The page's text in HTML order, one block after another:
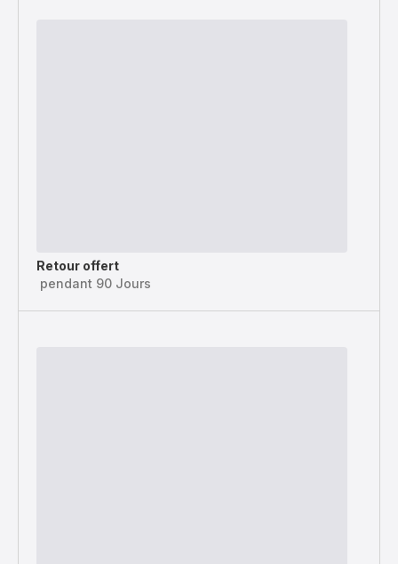
Retour offert
pendant 90 Jours